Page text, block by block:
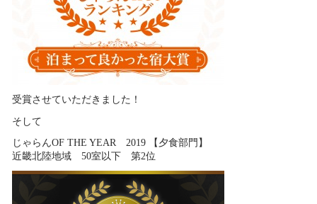
受賞させていただきました！
そして
じゃらんOF THE YEAR 2019 【夕食部門】
近畿北陸地域 50室以下 第2位